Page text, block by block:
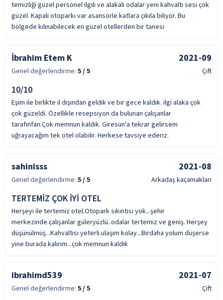
temizliği güzel personel ilgili ve alakalı odalar yeni kahvaltı sesi çok
güzel. Kapalı otoparkı var asansörle katlara çıkıla biliyor. Bu
bölgede kılınabilecek en güzel otellerden bir tanesi
İbrahim Etem K 2021-09
Genel değerlendirme: 5/ 5 Çift
10/10
Eşim ile birlikte il dışından geldik ve bir gece kaldık. ilgi alaka çok
çok güzeldi. Özellikle resepsiyon da bulunan çalışanlar
tarafınfan.Çok memnun kaldık. Giresun'a tekrar gelirsem
uğrayacağım tek otel olabilir. Herkese tavsiye ederiz.
sahinisss 2021-08
Genel değerlendirme: 5/ 5 Arkadaş kaçamakları
TERTEMİZ ÇOK İYİ OTEL
Herşeyi ile tertemiz otel.Otopark sıkıntısı yok...şehir
merkezinde.çalışanlar güleryüzlü..odalar tertemiz ve geniş. Herşey
düşünülmüş...Kahvaltısı yeterli.ulaşım kolay...Birdaha yolum düşerse
yine burada kalırım...çok memnun kaldık
ibrahimd539 2021-07
Genel değerlendirme: 5/ 5 Çift